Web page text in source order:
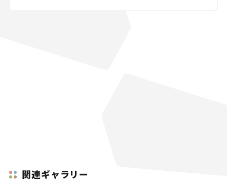
関連ギャラリー